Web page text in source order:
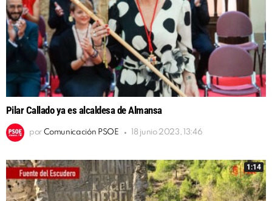
Pilar Callado ya es alcaldesa de Almansa
por Comunicación PSOE 18 junio 2023, 13:46
1:14